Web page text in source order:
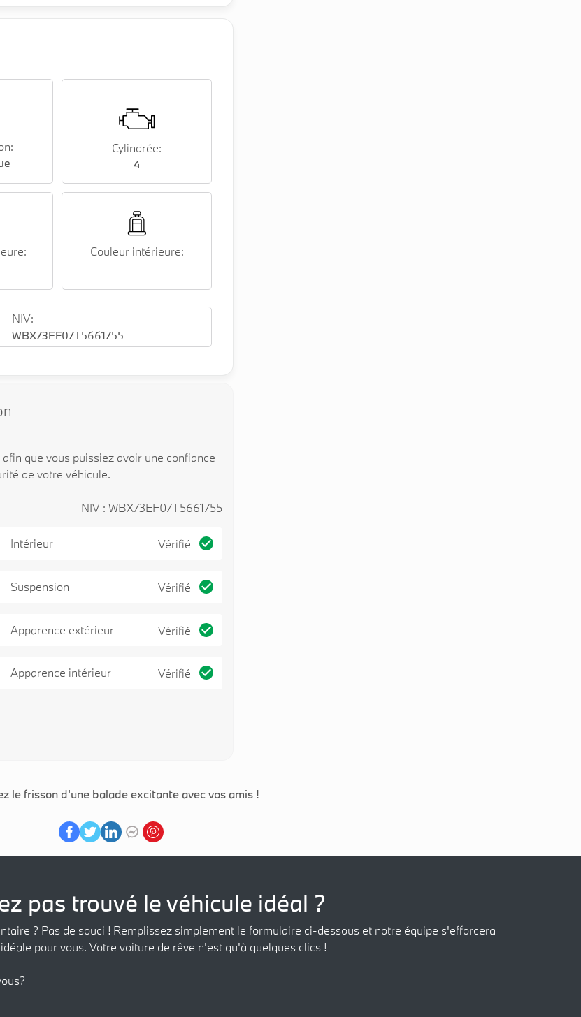
Cylindrée:
4
Couleur intérieure:
NIV:
WBX73EF07T5661755
que vous puissiez avoir une confiance
de votre véhicule.
NIV : WBX73EF07T5661755
Intérieur Vérifié
Suspension Vérifié
Apparence extérieur Vérifié
Apparence intérieur Vérifié
le frisson d'une balade excitante avec vos amis !
pas trouvé le véhicule idéal ?
? Pas de souci ! Remplissez simplement le formulaire ci-dessous et notre équipe s'efforcera
pour vous. Votre voiture de rêve n'est qu'à quelques clics !